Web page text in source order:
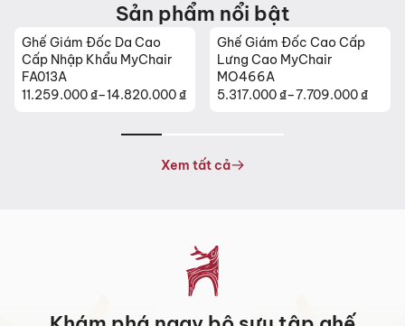
Sản phẩm nổi bật
Ghế Giám Đốc Da Cao
Cấp Nhập Khẩu MyChair
FA013A
11.259.000₫–14.820.000₫
Khoảng
Ghế Giám Đốc Cao Cấp
Lưng Cao MyChair
MO466A
5.317.000₫–7.709.000₫
Khoảng
5.317.000 ₫
Xem tất cả